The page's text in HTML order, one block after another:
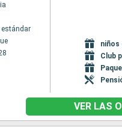
niños
Club
VER LAS